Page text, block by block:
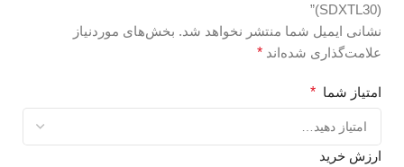
(SDXTL30)”
نشانی ایمیل شما منتشر نخواهد شد. بخش‌های موردنیاز
علامت‌گذاری شده‌اند *
امتیاز شما *
ارزش خرید